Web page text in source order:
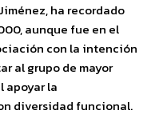
ha recordado
aunque fue en el
con la intención
al grupo de mayor
apoyar la
diversidad funcional.